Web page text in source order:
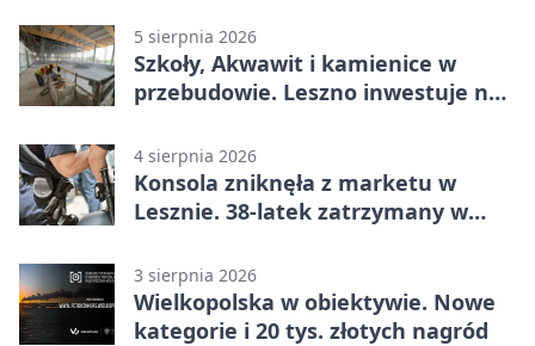
5 sierpnia 2026
Szkoły, Akwawit i kamienice w
przebudowie. Leszno inwestuje na
4 sierpnia 2026
Konsola zniknęła z marketu w
Lesznie. 38-latek zatrzymany w
3 sierpnia 2026
Wielkopolska w obiektywie. Nowe
kategorie i 20 tys. złotych nagród